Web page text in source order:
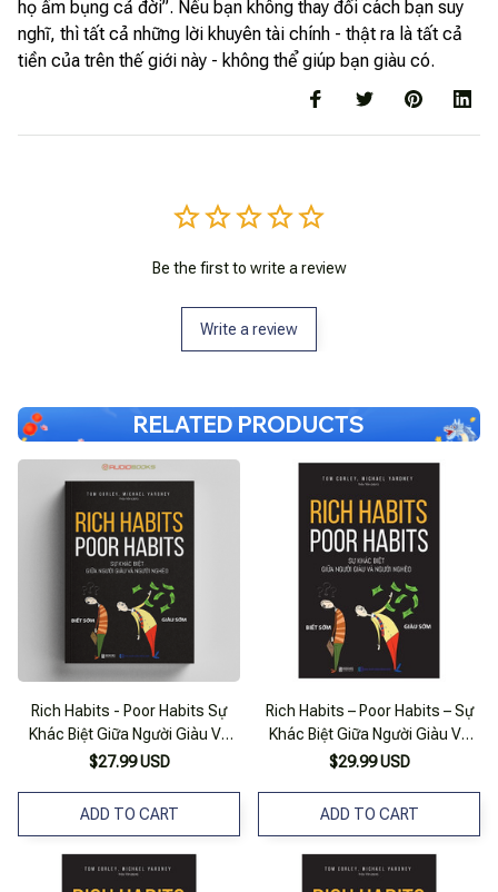
họ ấm bụng cả đời”. Nếu bạn không thay đổi cách bạn suy
nghĩ, thì tất cả những lời khuyên tài chính - thật ra là tất cả
tiền của trên thế giới này - không thể giúp bạn giàu có.
Be the first to write a review
Write a review
RELATED PRODUCTS
Rich Habits - Poor Habits Sự
Khác Biệt Giữa Người Giàu Và
Người Nghèo
$27.99 USD
ADD TO CART
Rich Habits – Poor Habits – Sự
Khác Biệt Giữa Người Giàu Và
Người Nghèo
$29.99 USD
ADD TO CART